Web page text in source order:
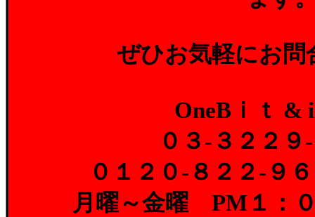
ぜひお気軽にお問
OneBｉｔ &
０３-３２２９
０１２０-８２２-９
月曜～金曜 PM１：